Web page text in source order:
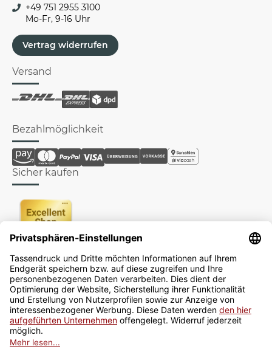
+49 751 2955 3100
Mo-Fr, 9-16 Uhr
Vertrag widerrufen
Versand
Bezahlmöglichkeit
Sicher kaufen
Newsletter